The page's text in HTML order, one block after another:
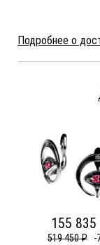
Подробнее о
155
519 450 ₽ -